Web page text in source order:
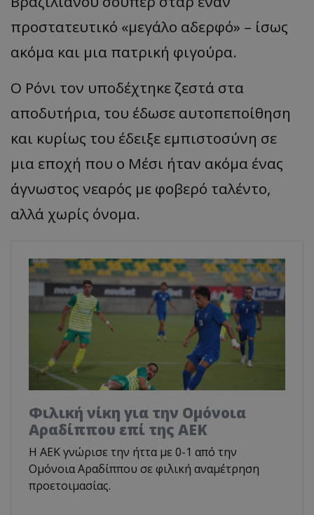
προστατευτικό «μεγάλο αδερφό» – ίσως
ακόμα και μια πατρική φιγούρα.
Ο Ρόνι τον υποδέχτηκε ζεστά στα
αποδυτήρια, του έδωσε αυτοπεποίθηση
και κυρίως του έδειξε εμπιστοσύνη σε
μια εποχή που ο Μέσι ήταν ακόμα ένας
άγνωστος νεαρός με φοβερό ταλέντο,
αλλά χωρίς όνομα.
Φιλική νίκη για την Ομόνοια
Αραδίππου επί της ΑΕΚ
Η ΑΕΚ γνώρισε την ήττα με 0-1 από την
Ομόνοια Αραδίππου σε φιλική αναμέτρηση
προετοιμασίας.